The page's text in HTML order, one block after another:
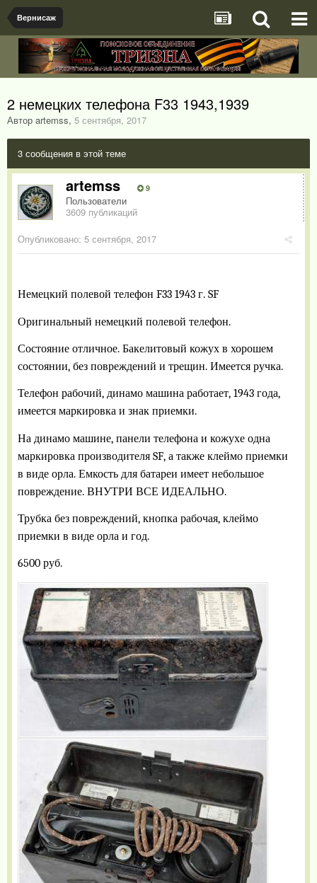
Вернисаж
2 немецких телефона F33 1943,1939
Автор artemss, 5 сентября, 2017
3 сообщения в этой теме
artemss 9
Пользователи
3609 публикаций
Опубликовано: 5 сентября, 2017
Немецкий полевой телефон F33 1943 г. SF
Оригинальный немецкий полевой телефон.
Состояние отличное. Бакелитовый кожух в хорошем
состоянии, без повреждений и трещин. Имеется ручка.
Телефон рабочий, динамо машина работает, 1943 года,
имеется маркировка и знак приемки.
На динамо машине, панели телефона и кожухе одна
маркировка производителя SF, а также клеймо приемки
в виде орла. Емкость для батареи имеет небольшое
повреждение. ВНУТРИ ВСЕ ИДЕАЛЬНО.
Трубка без повреждений, кнопка рабочая, клеймо
приемки в виде орла и год.
6500 руб.